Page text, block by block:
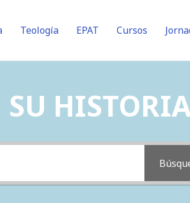
Teología EPAT Cursos
HISTORIA